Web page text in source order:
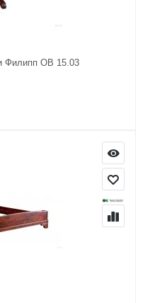
Филипп ОВ 15.03